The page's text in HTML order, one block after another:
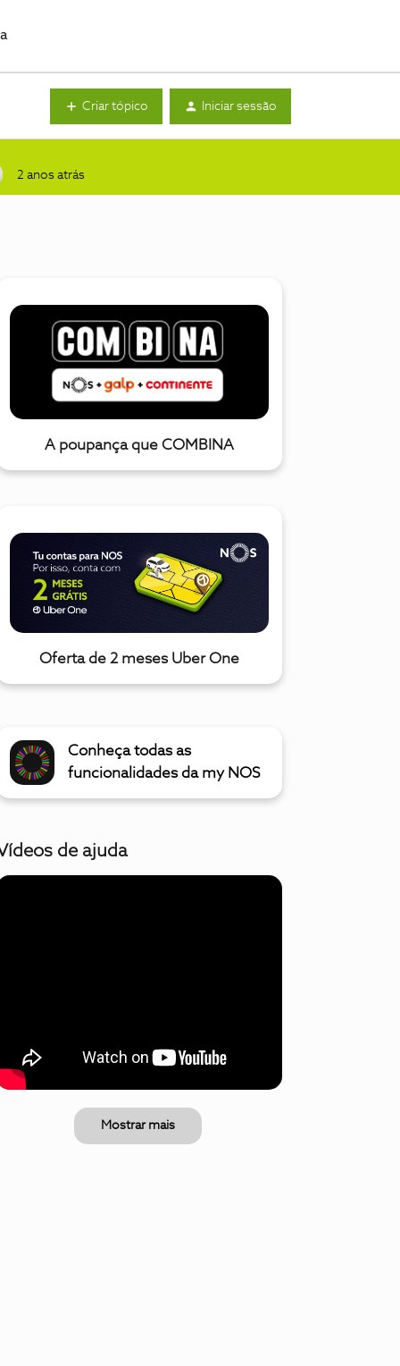
Criar tópico Iniciar sessão
2 anos atrás
A poupança que COMBINA
Oferta de 2 meses Uber One
Conheça todas as
funcionalidades da my NOS
de ajuda
Mostrar mais